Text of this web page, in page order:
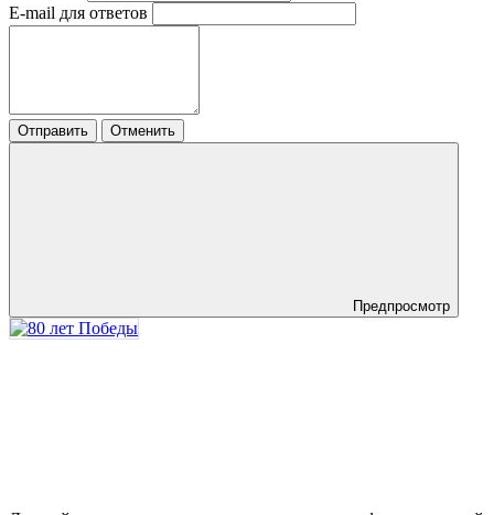
E-mail для ответов
Отправить Отменить
Предпросмотр